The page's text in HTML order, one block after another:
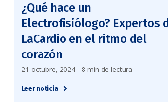
¿Qué hace un
Electrofisiólogo? Expertos
LaCardio en el ritmo del
corazón
21 octubre, 2024 - 8 min de lectura
Leer noticia